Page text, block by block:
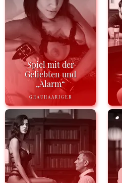
Spiel mit der
Geliebten und
„Alarm“
GRAUHAARIGER